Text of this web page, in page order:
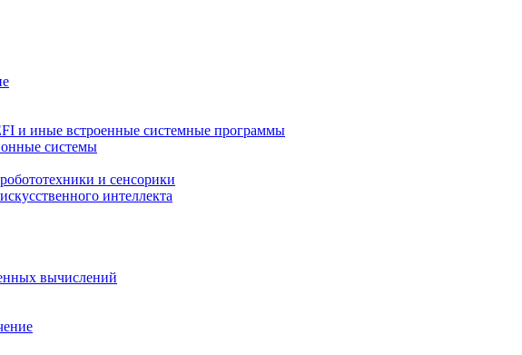
и иные встроенные системные программы
системы
и сенсорики
интеллекта
вычислений